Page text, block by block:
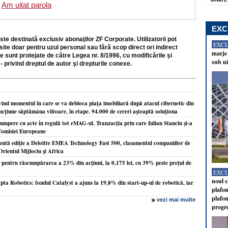
Am uitat parola
destinată exclusiv abonaţilor ZF Corporate. Utilizatorii pot
doar pentru uzul personal sau fără scop direct ori indirect
sunt protejate de către Legea nr. 8/1996, cu modificările şi
privind dreptul de autor şi drepturile conexe.
momentul în care se va debloca piaţa imobiliară după atacul cibernetic din
săptămâna viitoare, în etape. 94.000 de cereri aşteaptă soluţiona
cu acte în regulă tot eMAG-ul. Tranzacţia prin care Iulian Stanciu şi-a
Europeane
ediţie a Deloitte EMEA Technology Fast 500, clasamentul companiilor de
Mijlociu şi Africa
răscumpărarea a 23% din acţiuni, la 0,175 lei, cu 39% peste preţul de
Robotics: fondul Catalyst a ajuns la 19,8% din start-up-ul de robotică, iar
vezi mai multe
sub
noul